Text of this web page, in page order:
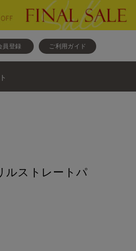
員登録 ご利用ガイド
ルストレートパ